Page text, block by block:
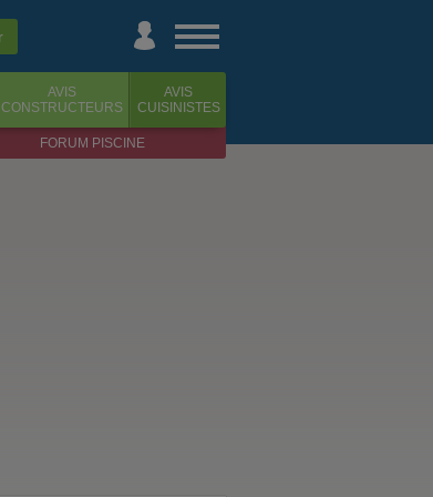
AVIS
CONSTRUCTEURS
AVIS
CUISINISTES
FORUM PISCINE